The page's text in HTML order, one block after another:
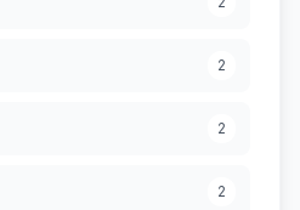
2
2
2